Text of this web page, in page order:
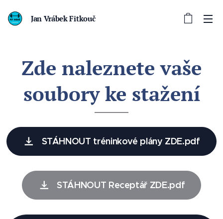
Jan Vrábek Fitkouč
Zde naleznete vaše
soubory ke stažení
STÁHNOUT tréninkové plány ZDE.pdf
STÁHNOUT Receptář ZDE.pdf